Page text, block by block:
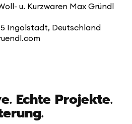
u. Kurzwaren Max Gründl
Ingolstadt, Deutschland
Echte Projekte.